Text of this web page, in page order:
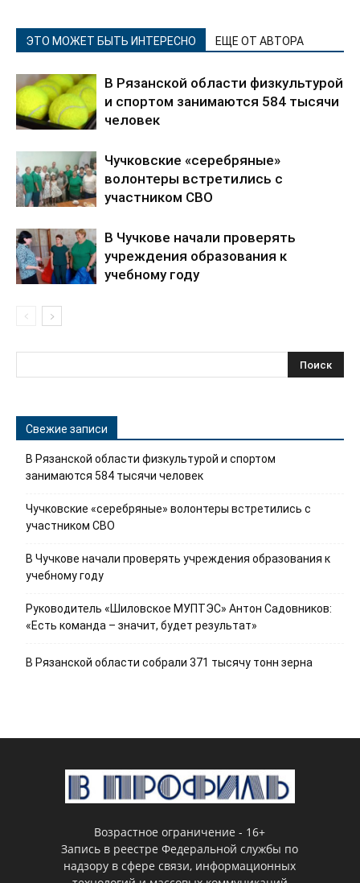
ЭТО МОЖЕТ БЫТЬ ИНТЕРЕСНО ЕЩЕ ОТ АВТОРА
В Рязанской области физкультурой
и спортом занимаются 584 тысячи
человек
Чучковские «серебряные»
волонтеры встретились с
участником СВО
В Чучкове начали проверять
учреждения образования к
учебному году
Свежие записи
В Рязанской области физкультурой и спортом
занимаются 584 тысячи человек
Чучковские «серебряные» волонтеры встретились с
участником СВО
В Чучкове начали проверять учреждения образования к
учебному году
Руководитель «Шиловское МУПТЭС» Антон Садовников:
«Есть команда – значит, будет результат»
В Рязанской области собрали 371 тысячу тонн зерна
Возрастное ограничение - 16+
Запись в реестре Федеральной службы по
надзору в сфере связи, информационных